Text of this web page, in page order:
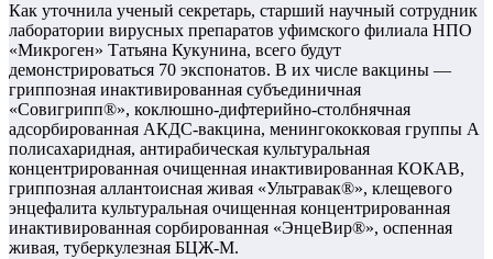
Как уточнила ученый секретарь, старший научный сотрудник
лаборатории вирусных препаратов уфимского филиала НПО
«Микроген» Татьяна Кукунина, всего будут
демонстрироваться 70 экспонатов. В их числе вакцины —
гриппозная инактивированная субъединичная
«Совигрипп®», коклюшно-дифтерийно-столбнячная
адсорбированная АКДС-вакцина, менингококковая группы А
полисахаридная, антирабическая культуральная
концентрированная очищенная инактивированная КОКАВ,
гриппозная аллантоисная живая «Ультравак®», клещевого
энцефалита культуральная очищенная концентрированная
инактивированная сорбированная «ЭнцеВир®», оспенная
живая, туберкулезная БЦЖ-М.